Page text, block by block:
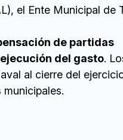
el Ente Municipal de
de partidas
del gasto.
al cierre del